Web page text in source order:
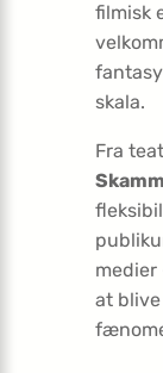
filmisk
fantasy
skala.
Fra
medier
at